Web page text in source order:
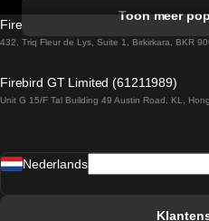
Treinen van
Treinen van
Toon meer
Firebird GT Limited (OC 1451)
432, Triq Fleur de Lys, Suite 1, Birkirkara, BKR
Firebird GT Limited (61211989)
Unit G 15/F Tal Building 49 Austin Road, KL,
Nederlands